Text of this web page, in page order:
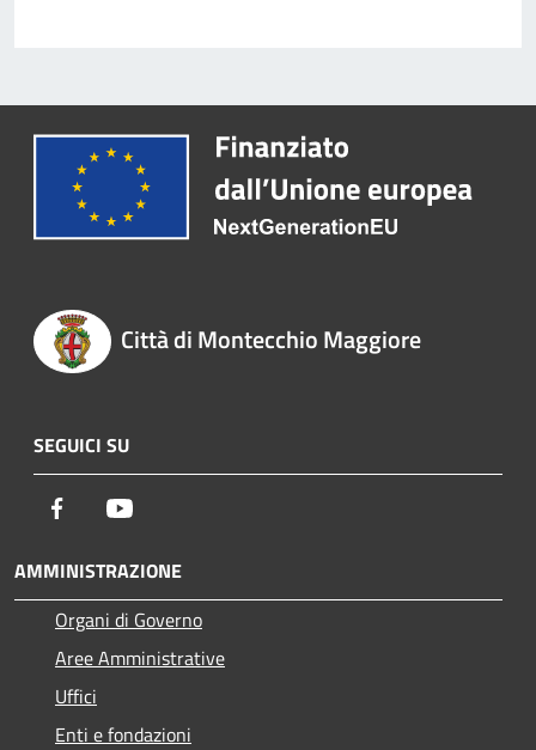
Città di Montecchio Maggiore
SEGUICI SU
Facebook
AMMINISTRAZIONE
Organi di Governo
Aree Amministrative
Uffici
Enti e fondazioni